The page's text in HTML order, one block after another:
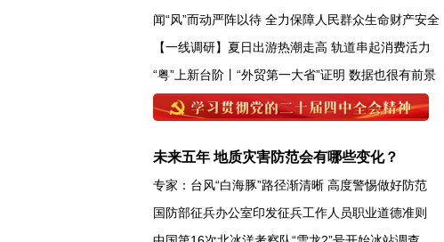
闻“风”而动严阵以待 全力保障人民群众生命财产安全
【一线调研】夏日出游热潮走高 轨道串起消费活力
“粤”上新台阶丨“外贸第一大省”证明 数据也很有前景
未来五年 地质灾害防范会有哪些变化？
专家：台风“白海豚”路径渐清晰 高度警惕做好防范
国防部征兵办公室印发征兵工作人员职业道德准则